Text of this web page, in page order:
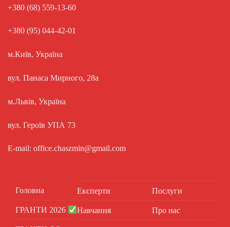
+380 (68) 559-13-60
+380 (95) 044-42-01
м.Київ, Україна
вул. Панаса Мирного, 28а
м.Львів, Україна
вул. Героїв УПА 73
E-mail: office.chaszmin@gmail.com
Головна
ГРАНТИ 2026
Експерти
Навчання
Послуги
Про нас